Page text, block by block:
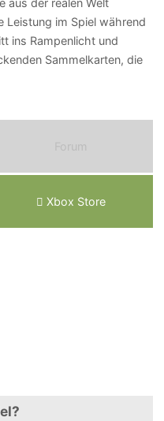
aus der realen Welt
Leistung im Spiel während
ins Rampenlicht und
Sammelkarten, die
Forum
Xbox Store